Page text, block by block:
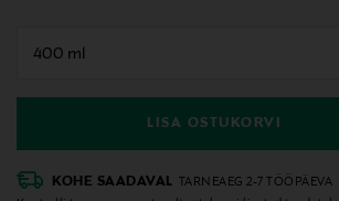
LISA OSTUKORVI
KOHE SAADAVAL TARNEAEG 2-7 TÖÖPÄEVA